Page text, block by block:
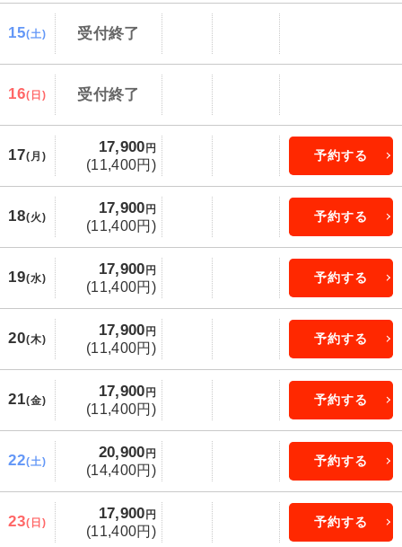
15(土) 受付終了
16(日) 受付終了
17(月)
17,900 円
(11,400円)
予約する
18(火)
17,900 円
(11,400円)
予約する
19(水)
17,900 円
(11,400円)
予約する
20(木)
17,900 円
(11,400円)
予約する
21(金)
17,900 円
(11,400円)
予約する
22(土)
20,900 円
(14,400円)
予約する
23(日)
17,900 円
(11,400円)
予約する